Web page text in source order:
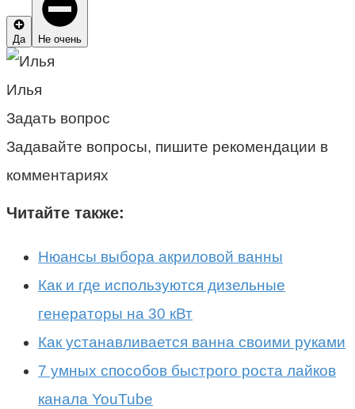
Да Не очень
Илья
Задать вопрос
Задавайте вопросы, пишите рекомендации в
комментариях
Читайте также:
Нюансы выбора акриловой ванны
Как и где используются дизельные
генераторы на 30 кВт
Как устанавливается ванна своими руками
7 умных способов быстрого роста лайков
канала YouTube